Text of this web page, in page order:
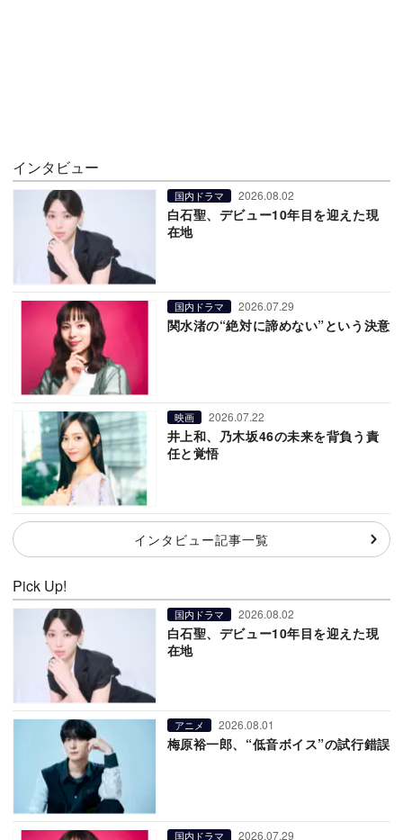
インタビュー
国内ドラマ 2026.08.02
白石聖、デビュー10年目を迎えた現
在地
国内ドラマ 2026.07.29
関水渚の“絶対に諦めない”という決意
映画 2026.07.22
井上和、乃木坂46の未来を背負う責
任と覚悟
インタビュー記事一覧
Pick Up!
国内ドラマ 2026.08.02
白石聖、デビュー10年目を迎えた現
在地
アニメ 2026.08.01
梅原裕一郎、“低音ボイス”の試行錯誤
国内ドラマ 2026.07.29